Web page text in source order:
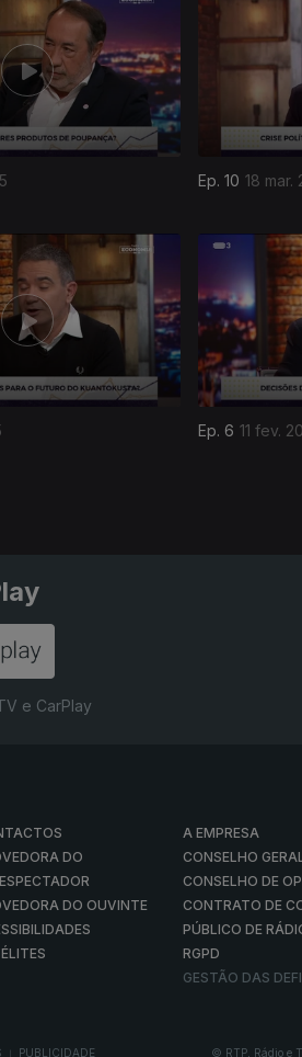
Ep. 10 18 mar.
Ep. 6 11 fev.
e CarPlay
DO
DO OUVINTE
A EMPRESA
CONSELHO
CONSELHO DE
CONTRATO DE
PÚBLICO DE
RGPD
GESTÃO DAS
PUBLICIDADE © RTP, Rádio e